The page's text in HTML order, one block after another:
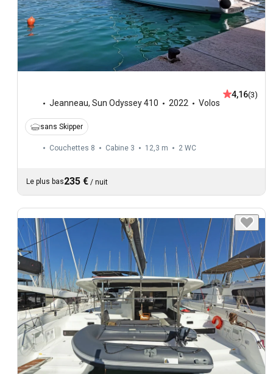
Jeanneau, Sun Odyssey 410 2022 Volos
4,16(3)
sans Skipper
Couchettes 8 Cabine 3 12,3 m 2 WC
Le plus bas235 € / nuit